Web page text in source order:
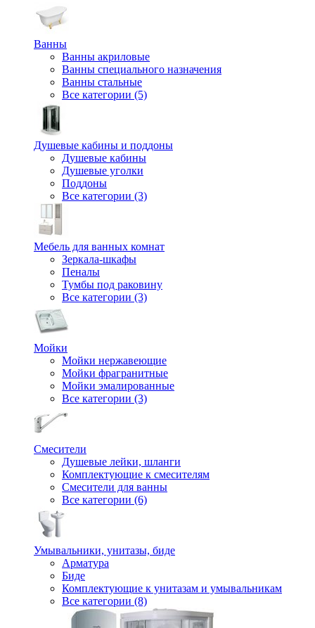
Ванны
Ванны акриловые
Ванны специального назначения
Ванны стальные
Все категории (5)
Душевые кабины и поддоны
Душевые кабины
Душевые уголки
Поддоны
Все категории (3)
Мебель для ванных комнат
Зеркала-шкафы
Пеналы
Тумбы под раковину
Все категории (3)
Мойки
Мойки нержавеющие
Мойки фрагранитные
Мойки эмалированные
Все категории (3)
Смесители
Душевые лейки, шланги
Комплектующие к смесителям
Смесители для ванны
Все категории (6)
Умывальники, унитазы, биде
Арматура
Биде
Комплектующие к унитазам и умывальникам
Все категории (8)